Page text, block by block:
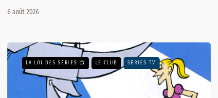
6 août 2026
LA LOI DES SÉRIES 📺 LE CLUB SÉRIES TV